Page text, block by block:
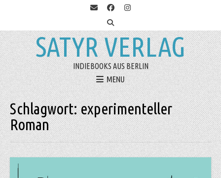
SATYR VERLAG
INDIEBOOKS AUS BERLIN
MENU
Schlagwort:experimenteller
Roman